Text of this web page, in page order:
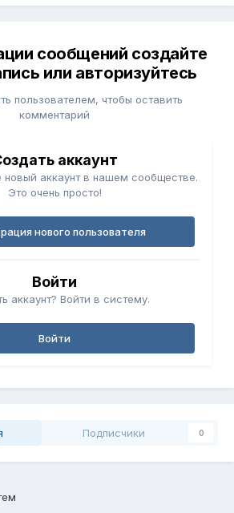
сообщений создайте
или авторизуйтесь
пользователем, чтобы оставить
комментарий
аккаунт
новый аккаунт в нашем сообществе.
Это очень просто!
нового пользователя
Войти
аккаунт? Войти в систему.
Войти
Подписчики 0